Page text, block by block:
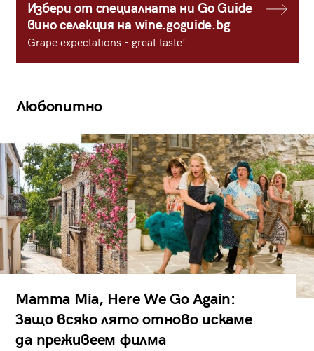
Избери от специалната ни Go Guide
вино селекция на wine.goguide.bg
Grape expectations - great taste!
Любопитно
Mamma Mia, Here We Go Again:
Защо всяко лято отново искаме
да преживеем филма